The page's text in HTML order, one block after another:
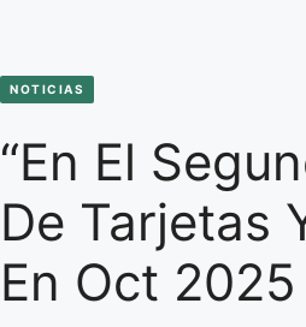
NOTICIAS
“En El
De Tarjetas
En Oct 2025